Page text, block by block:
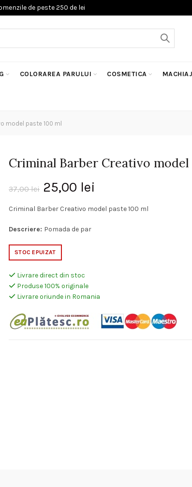
COLORAREA PARULUI COSMETICA MACHIAJ
model paste 100 ml
Criminal Barber Creativo model
37,00lei Prețul
inițial
a
fost:
37,00 lei.
25,00 lei
curent
Criminal Barber Creativo model paste 100 ml
Descriere: Pomada de par
STOC EPUIZAT
Livrare direct din stoc
Produse 100% originale
Livrare oriunde in Romania